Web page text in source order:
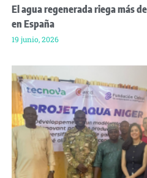
El agua regenerada riega más
en España
19 junio, 2026